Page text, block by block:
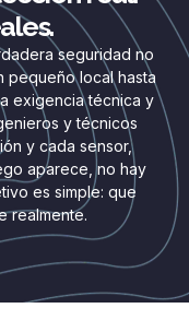
seguridad no
pequeño local hasta
exigencia técnica y
y técnicos
y cada sensor,
aparece, no hay
es simple: que
realmente.